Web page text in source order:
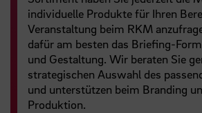
individuelle Produkte für Ihren
Veranstaltung beim RKM
dafür am besten das Briefing-
und Gestaltung. Wir beraten Sie
strategischen Auswahl des
und unterstützen beim Branding
Produktion.